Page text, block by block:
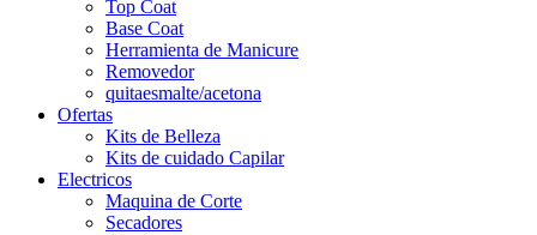
Top Coat
Base Coat
Herramienta de Manicure
Removedor
quitaesmalte/acetona
Ofertas
Kits de Belleza
Kits de cuidado Capilar
Electricos
Maquina de Corte
Secadores